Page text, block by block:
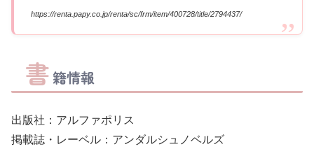
https://renta.papy.co.jp/renta/sc/frm/item/400728/title/2794437/
書籍情報
出版社：アルファポリス
掲載誌・レーベル：アンダルシュノベルズ